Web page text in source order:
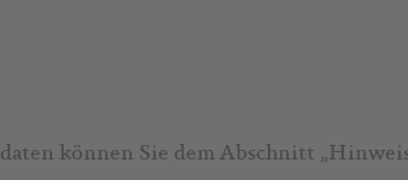
können Sie dem Abschnitt